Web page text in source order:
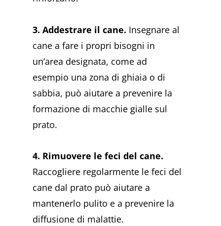
3. Addestrare il cane. Insegnare al
cane a fare i propri bisogni in
un’area designata, come ad
esempio una zona di ghiaia o di
sabbia, può aiutare a prevenire la
formazione di macchie gialle sul
prato.
4. Rimuovere le feci del cane.
Raccogliere regolarmente le feci del
cane dal prato può aiutare a
mantenerlo pulito e a prevenire la
diffusione di malattie.